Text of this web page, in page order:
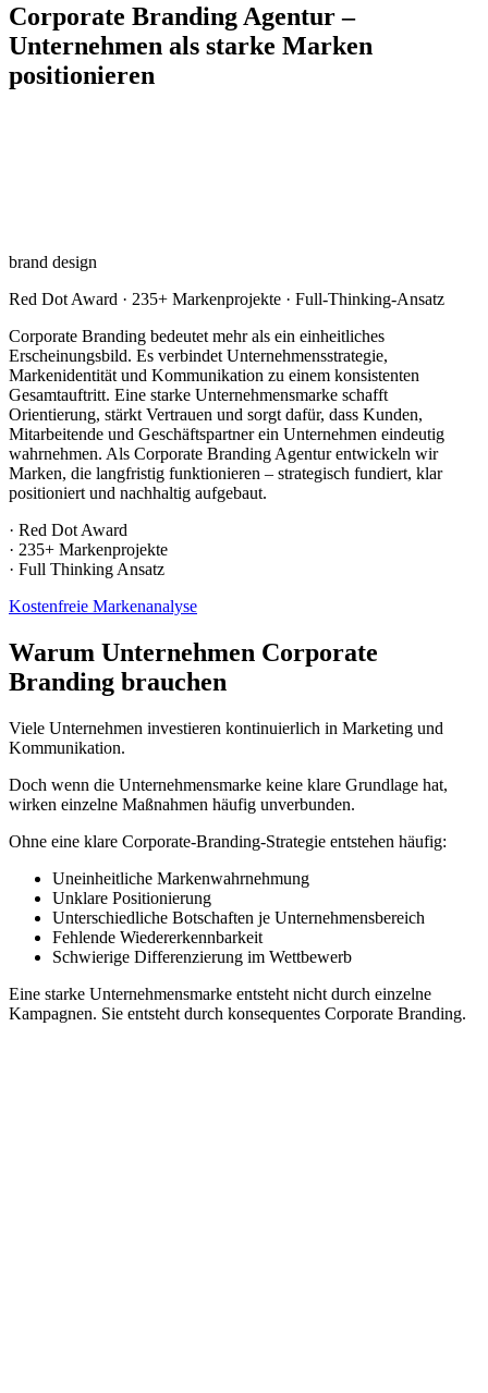
Corporate Branding Agentur –
Unternehmen als starke Marken
positionieren
brand design
Red Dot Award · 235+ Markenprojekte · Full-Thinking-Ansatz
Corporate Branding bedeutet mehr als ein einheitliches
Erscheinungsbild. Es verbindet Unternehmensstrategie,
Markenidentität und Kommunikation zu einem konsistenten
Gesamtauftritt. Eine starke Unternehmensmarke schafft
Orientierung, stärkt Vertrauen und sorgt dafür, dass Kunden,
Mitarbeitende und Geschäftspartner ein Unternehmen eindeutig
wahrnehmen. Als Corporate Branding Agentur entwickeln wir
Marken, die langfristig funktionieren – strategisch fundiert, klar
positioniert und nachhaltig aufgebaut.
· Red Dot Award
· 235+ Markenprojekte
· Full Thinking Ansatz
Kostenfreie Markenanalyse
Warum Unternehmen Corporate
Branding brauchen
Viele Unternehmen investieren kontinuierlich in Marketing und
Kommunikation.
Doch wenn die Unternehmensmarke keine klare Grundlage hat,
wirken einzelne Maßnahmen häufig unverbunden.
Ohne eine klare Corporate-Branding-Strategie entstehen häufig:
Uneinheitliche Markenwahrnehmung
Unklare Positionierung
Unterschiedliche Botschaften je Unternehmensbereich
Fehlende Wiedererkennbarkeit
Schwierige Differenzierung im Wettbewerb
Eine starke Unternehmensmarke entsteht nicht durch einzelne
Kampagnen. Sie entsteht durch konsequentes Corporate Branding.